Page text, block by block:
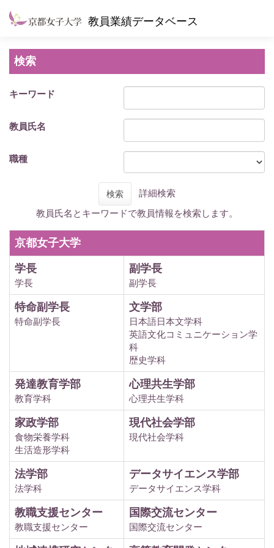
教員業績データベース
検索
キーワード
教員氏名
職種
検索
詳細検索
教員氏名とキーワードで教員情報を検索します。
京都女子大学
学長
学長
副学長
副学長
特命副学長
特命副学長
文学部
日本語日本文学科
英語文化コミュニケーション学
科
歴史学科
発達教育学部
教育学科
心理共生学部
心理共生学科
家政学部
食物栄養学科
生活造形学科
現代社会学部
現代社会学科
法学部
法学科
データサイエンス学部
データサイエンス学科
教職支援センター
教職支援センター
国際交流センター
国際交流センター